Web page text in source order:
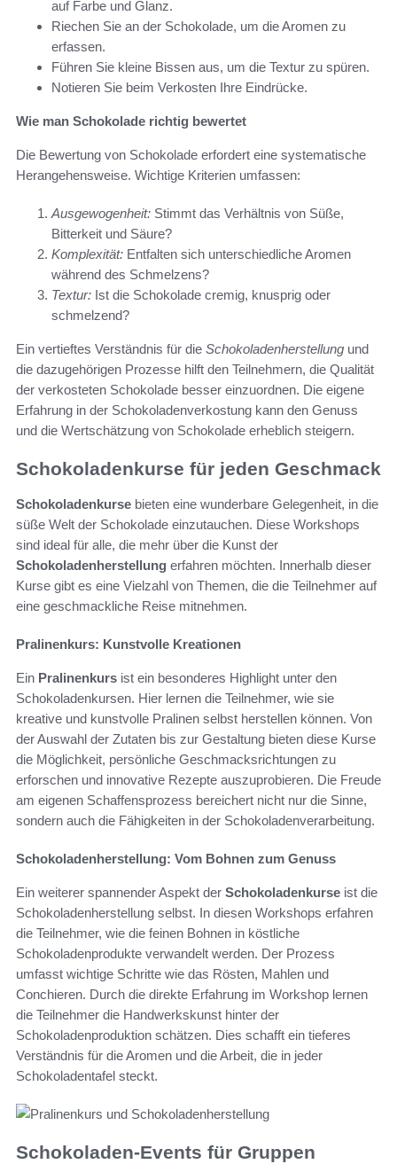
auf Farbe und Glanz.
Riechen Sie an der Schokolade, um die Aromen zu
erfassen.
Führen Sie kleine Bissen aus, um die Textur zu spüren.
Notieren Sie beim Verkosten Ihre Eindrücke.
Wie man Schokolade richtig bewertet
Die Bewertung von Schokolade erfordert eine systematische
Herangehensweise. Wichtige Kriterien umfassen:
Ausgewogenheit: Stimmt das Verhältnis von Süße,
Bitterkeit und Säure?
Komplexität: Entfalten sich unterschiedliche Aromen
während des Schmelzens?
Textur: Ist die Schokolade cremig, knusprig oder
schmelzend?
Ein vertieftes Verständnis für die Schokoladenherstellung und
die dazugehörigen Prozesse hilft den Teilnehmern, die Qualität
der verkosteten Schokolade besser einzuordnen. Die eigene
Erfahrung in der Schokoladenverkostung kann den Genuss
und die Wertschätzung von Schokolade erheblich steigern.
Schokoladenkurse für jeden Geschmack
Schokoladenkurse bieten eine wunderbare Gelegenheit, in die
süße Welt der Schokolade einzutauchen. Diese Workshops
sind ideal für alle, die mehr über die Kunst der
Schokoladenherstellung erfahren möchten. Innerhalb dieser
Kurse gibt es eine Vielzahl von Themen, die die Teilnehmer auf
eine geschmackliche Reise mitnehmen.
Pralinenkurs: Kunstvolle Kreationen
Ein Pralinenkurs ist ein besonderes Highlight unter den
Schokoladenkursen. Hier lernen die Teilnehmer, wie sie
kreative und kunstvolle Pralinen selbst herstellen können. Von
der Auswahl der Zutaten bis zur Gestaltung bieten diese Kurse
die Möglichkeit, persönliche Geschmacksrichtungen zu
erforschen und innovative Rezepte auszuprobieren. Die Freude
am eigenen Schaffensprozess bereichert nicht nur die Sinne,
sondern auch die Fähigkeiten in der Schokoladenverarbeitung.
Schokoladenherstellung: Vom Bohnen zum Genuss
Ein weiterer spannender Aspekt der Schokoladenkurse ist die
Schokoladenherstellung selbst. In diesen Workshops erfahren
die Teilnehmer, wie die feinen Bohnen in köstliche
Schokoladenprodukte verwandelt werden. Der Prozess
umfasst wichtige Schritte wie das Rösten, Mahlen und
Conchieren. Durch die direkte Erfahrung im Workshop lernen
die Teilnehmer die Handwerkskunst hinter der
Schokoladenproduktion schätzen. Dies schafft ein tieferes
Verständnis für die Aromen und die Arbeit, die in jeder
Schokoladentafel steckt.
Schokoladen-Events für Gruppen